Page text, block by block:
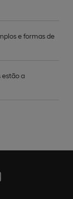
e formas de
estão a